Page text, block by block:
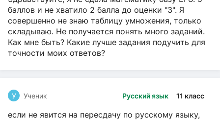
баллов и не хватило 2 балла до оценки "3". Я
совершенно не знаю таблицу умножения, только
складываю. Не получается понять много заданий.
Как мне быть? Какие лучше задания подучить для
точности моих ответов?
Русский язык 11 класс
У Ученик
если не явится на пересдачу по русскому языку,